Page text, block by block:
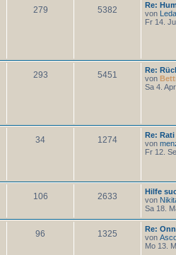
279 5382
Re:
von
Fr 14.
293 5451
Re:
von
Sa 4.
34 1274
Re:
von
Fr 12.
106 2633
Hilfe
von
Sa 18.
96 1325
Re:
von
Mo 13.